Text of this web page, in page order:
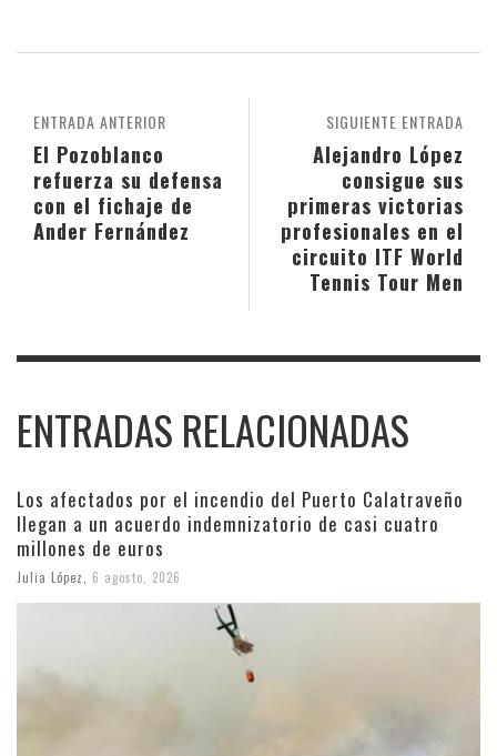
SIGUIENTE ENTRADA
Alejandro López
consigue sus
primeras victorias
profesionales en el
circuito ITF World
Tennis Tour Men
ENTRADA ANTERIOR
El Pozoblanco
refuerza su defensa
con el fichaje de
Ander Fernández
ENTRADAS RELACIONADAS
Los afectados por el incendio del Puerto Calatraveño
llegan a un acuerdo indemnizatorio de casi cuatro
millones de euros
Julia López 6 agosto, 2026